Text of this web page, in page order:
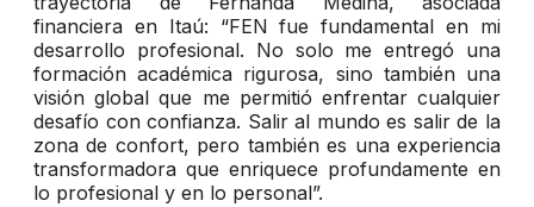
financiera en Itaú: “FEN fue fundamental en mi
desarrollo profesional. No solo me entregó una
formación académica rigurosa, sino también una
visión global que me permitió enfrentar cualquier
desafío con confianza. Salir al mundo es salir de la
zona de confort, pero también es una experiencia
transformadora que enriquece profundamente en
lo profesional y en lo personal”.